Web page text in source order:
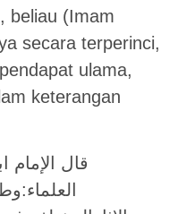
beliau (Imam
secara terperinci,
ulama,
keterangan
قال الإمام